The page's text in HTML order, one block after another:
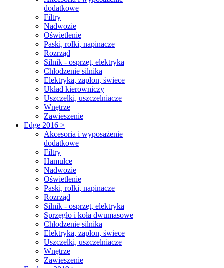
dodatkowe
Filtry
Nadwozie
Oświetlenie
Paski, rolki, napinacze
Rozrząd
Silnik - osprzęt, elektryka
Chłodzenie silnika
Elektryka, zapłon, świece
Układ kierowniczy
Uszczelki, uszczelniacze
Wnętrze
Zawieszenie
Edge 2016 >
Akcesoria i wyposażenie
dodatkowe
Filtry
Hamulce
Nadwozie
Oświetlenie
Paski, rolki, napinacze
Rozrząd
Silnik - osprzęt, elektryka
Sprzęgło i koła dwumasowe
Chłodzenie silnika
Elektryka, zapłon, świece
Uszczelki, uszczelniacze
Wnętrze
Zawieszenie